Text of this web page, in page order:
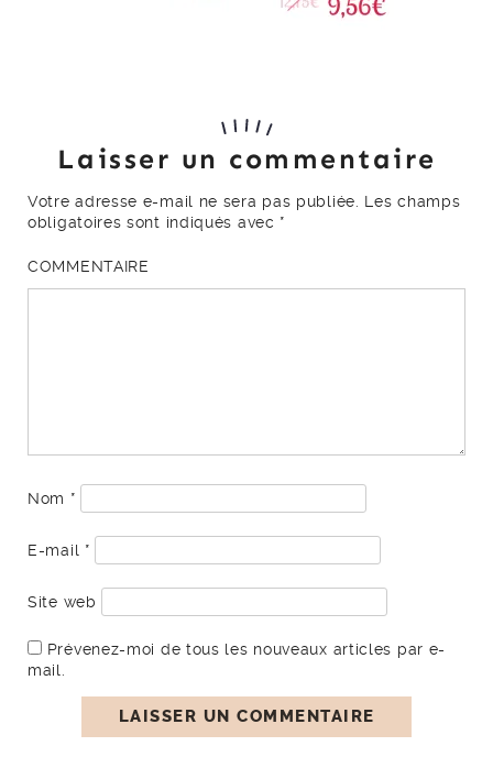
Laisser un commentaire
Votre adresse e-mail ne sera pas publiée.
Les champs
obligatoires sont indiqués avec *
COMMENTAIRE
Nom *
E-mail *
Site web
Prévenez-moi de tous les nouveaux articles par e-
mail.